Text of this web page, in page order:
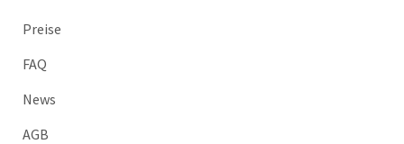
Preise
FAQ
News
AGB